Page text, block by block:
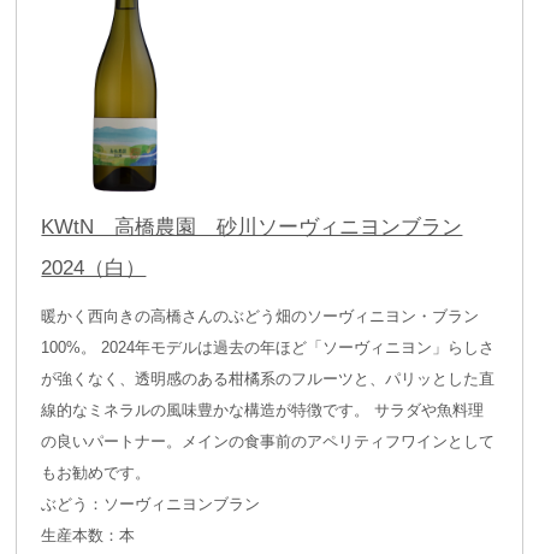
KWtN 高橋農園 砂川ソーヴィニヨンブラン
2024（白）
暖かく西向きの高橋さんのぶどう畑のソーヴィニヨン・ブラン
100%。 2024年モデルは過去の年ほど「ソーヴィニヨン」らしさ
が強くなく、透明感のある柑橘系のフルーツと、パリッとした直
線的なミネラルの風味豊かな構造が特徴です。 サラダや魚料理
の良いパートナー。メインの食事前のアペリティフワインとして
もお勧めです。
ぶどう：ソーヴィニヨンブラン
生産本数：本